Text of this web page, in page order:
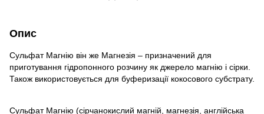
Опис
Сульфат Магнію він же Магнезія – призначений для
приготування гідропонного розчину як джерело магнію і сірки.
Також використовується для буферизації кокосового субстрату.
Сульфат Магнію (сірчанокислий магній, магнезія, англійська